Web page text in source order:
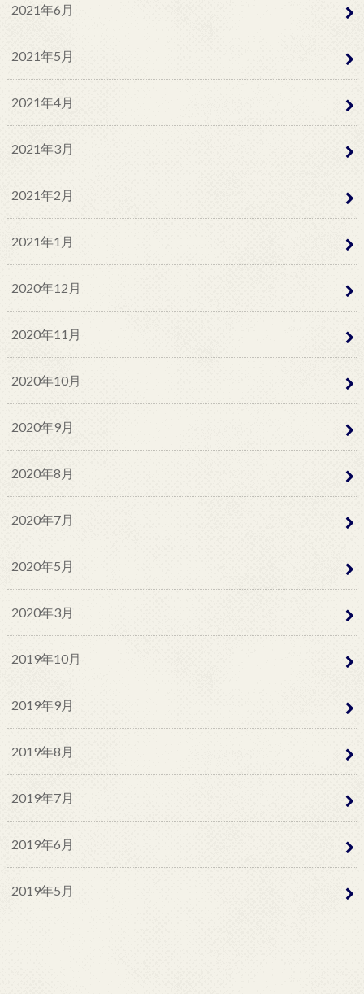
2021年6月
2021年5月
2021年4月
2021年3月
2021年2月
2021年1月
2020年12月
2020年11月
2020年10月
2020年9月
2020年8月
2020年7月
2020年5月
2020年3月
2019年10月
2019年9月
2019年8月
2019年7月
2019年6月
2019年5月